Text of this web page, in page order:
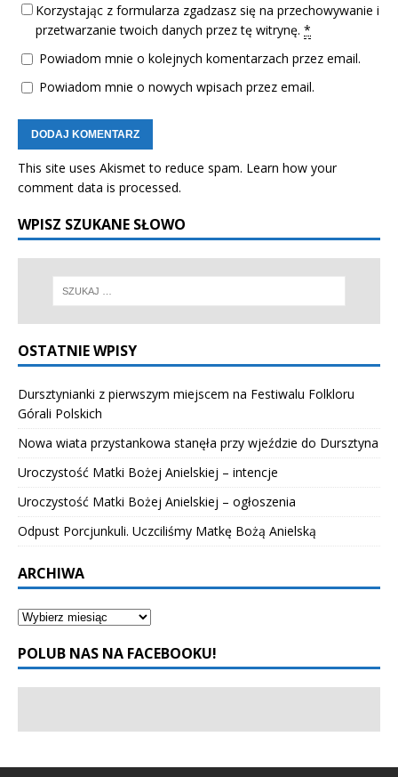
Korzystając z formularza zgadzasz się na przechowywanie i
przetwarzanie twoich danych przez tę witrynę. *
Powiadom mnie o kolejnych komentarzach przez email.
Powiadom mnie o nowych wpisach przez email.
This site uses Akismet to reduce spam. Learn how your
comment data is processed.
WPISZ SZUKANE SŁOWO
OSTATNIE WPISY
Dursztynianki z pierwszym miejscem na Festiwalu Folkloru
Górali Polskich
Nowa wiata przystankowa stanęła przy wjeździe do Dursztyna
Uroczystość Matki Bożej Anielskiej – intencje
Uroczystość Matki Bożej Anielskiej – ogłoszenia
Odpust Porcjunkuli. Uczciliśmy Matkę Bożą Anielską
ARCHIWA
POLUB NAS NA FACEBOOKU!